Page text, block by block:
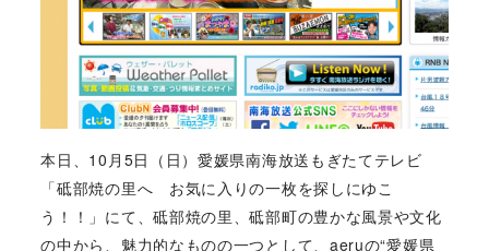
本日、10月5日（日）愛媛県南海放送もぎたてテレビ
「砥部焼の里へ お気に入りの一枚を探しにゆこ
う！！」にて、砥部焼の里、砥部町の豊かな風景や文化
の中から、魅力的なものの一つとして、aeruの“愛媛県